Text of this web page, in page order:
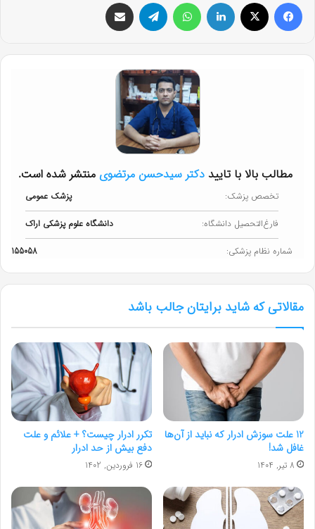
مطالب بالا با تایید دکتر سیدحسن مرتضوی منتشر شده است.
تخصص پزشک: پزشک عمومی
فارغ‌التحصیل دانشگاه: دانشگاه علوم پزشکی اراک
شماره نظام پزشکی: 155058
مقالاتی که شاید برایتان جالب باشد
12 علت سوزش ادرار که نباید از آن‌ها
غافل شد!
8 تیر, 1404
تکرر ادرار چیست؟ + علائم و علت
دفع بیش از حد ادرار
16 فروردین, 1402